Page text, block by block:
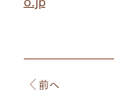
前へ